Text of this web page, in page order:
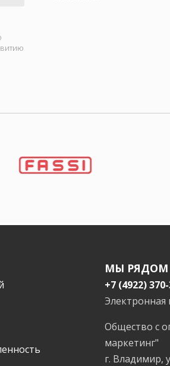
МЫ РЯДОМ
+7 (4922)
Электронная
Общество с
маркетинг"
г. Владимир,